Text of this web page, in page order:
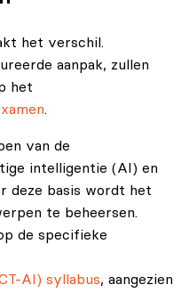
het verschil.
aanpak, zullen
het
.
van de
intelligentie (AI) en
deze basis wordt het
te beheersen.
de specifieke
AI) syllabus, aangezien